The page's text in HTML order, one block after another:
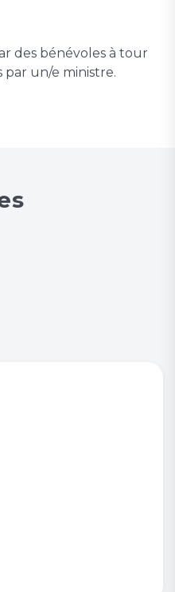
des bénévoles à tour
par un/e ministre.